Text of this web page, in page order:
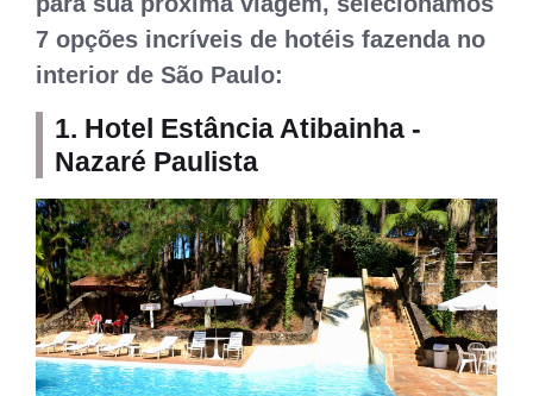
7 opções incríveis de hotéis fazenda no
interior de São Paulo:
1. Hotel Estância Atibainha -
Nazaré Paulista